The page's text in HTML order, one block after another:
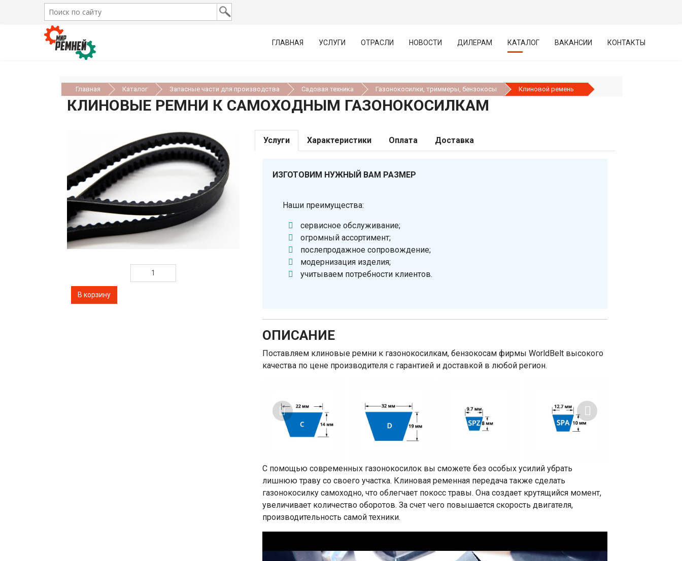
ГЛАВНАЯ УСЛУГИ ОТРАСЛИ НОВОСТИ ДИЛЕРАМ КАТАЛОГ ВАКАНСИИ КОНТАКТЫ
Главная Каталог Запасные части для производства Садовая техника Газонокосилки, триммеры, бензокосы Клиновой ремень
КЛИНОВЫЕ РЕМНИ К САМОХОДНЫМ ГАЗОНОКОСИЛКАМ
Услуги Характеристики Оплата Доставка
ИЗГОТОВИМ НУЖНЫЙ ВАМ РАЗМЕР
Наши преимущества:
сервисное обслуживание;
огромный ассортимент;
послепродажное сопровождение;
модернизация изделия;
учитываем потребности клиентов.
ОПИСАНИЕ
Поставляем клиновые ремни к газонокосилкам, бензокосам фирмы WorldBelt высокого
качества по цене производителя c гарантией и доставкой в любой регион.
С помощью современных газонокосилок вы сможете без особых усилий убрать
лишнюю траву со своего участка. Клиновая ременная передача также сделать
газонокосилку самоходно, что облегчает покосс травы. Она создает крутящийся момент,
увеличивает количество оборотов. За счет чего повышается скорость двигателя,
производительность самой техники.